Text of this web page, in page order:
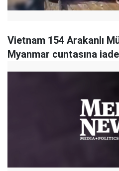
Vietnam 154 Arakanlı
Myanmar cuntasına